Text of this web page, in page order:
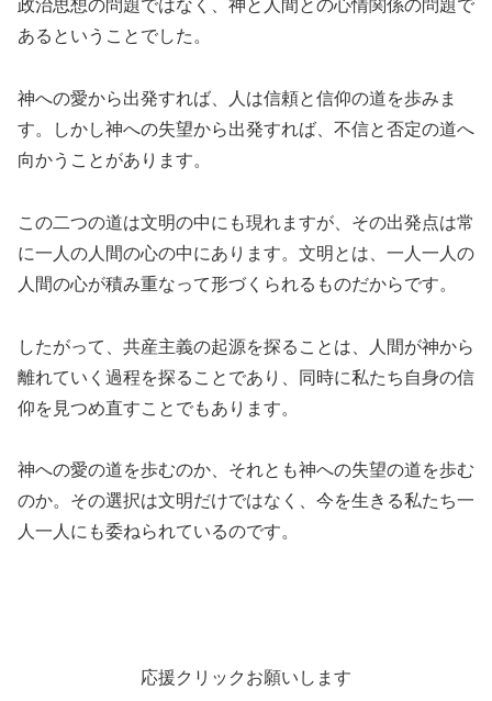
政治思想の問題ではなく、神と人間との心情関係の問題で
あるということでした。
神への愛から出発すれば、人は信頼と信仰の道を歩みま
す。しかし神への失望から出発すれば、不信と否定の道へ
向かうことがあります。
この二つの道は文明の中にも現れますが、その出発点は常
に一人の人間の心の中にあります。文明とは、一人一人の
人間の心が積み重なって形づくられるものだからです。
したがって、共産主義の起源を探ることは、人間が神から
離れていく過程を探ることであり、同時に私たち自身の信
仰を見つめ直すことでもあります。
神への愛の道を歩むのか、それとも神への失望の道を歩む
のか。その選択は文明だけではなく、今を生きる私たち一
人一人にも委ねられているのです。
応援クリックお願いします